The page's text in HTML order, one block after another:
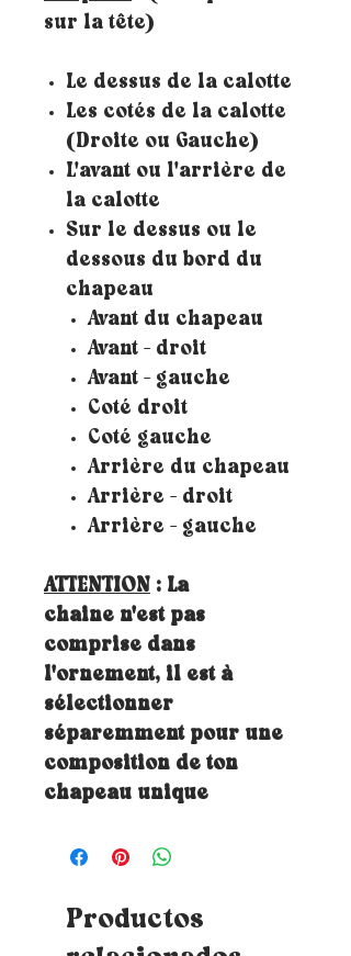
sur la tête)
Le dessus de la calotte
Les cotés de la calotte
(Droite ou Gauche)
L'avant ou l'arrière de
la calotte
Sur le dessus ou le
dessous du bord du
chapeau
Avant du chapeau
Avant - droit
Avant - gauche
Coté droit
Coté gauche
Arrière du chapeau
Arrière - droit
Arrière - gauche
ATTENTION : La
chaine n'est pas
comprise dans
l'ornement, il est à
sélectionner
séparemment pour une
composition de ton
chapeau unique
Productos